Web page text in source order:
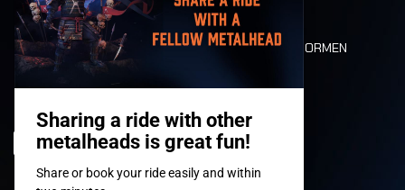
PLATTEGROND
DEATH RIDE
WAARDEN EN NORMEN
HISTORIEK